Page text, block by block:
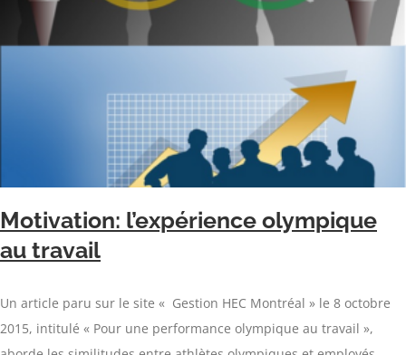
Motivation: l’expérience olympique
au travail
Un article paru sur le site « Gestion HEC Montréal » le 8 octobre
2015, intitulé « Pour une performance olympique au travail »,